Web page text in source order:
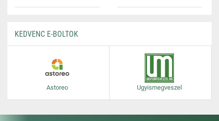
KEDVENC E-BOLTOK
Astoreo Ugyismegveszel